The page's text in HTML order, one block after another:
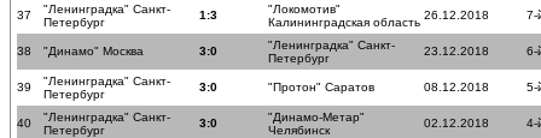
37
"Ленинградка" Санкт-
Петербург
1:3
"Локомотив"
Калининградская область
26.12.2018 7-
38 "Динамо" Москва 3:0
"Ленинградка" Санкт-
Петербург
23.12.2018 6-
39
"Ленинградка" Санкт-
Петербург
3:0 "Протон" Саратов 08.12.2018 5-
40
"Ленинградка" Санкт-
Петербург
3:0
"Динамо-Метар"
Челябинск
02.12.2018 4-